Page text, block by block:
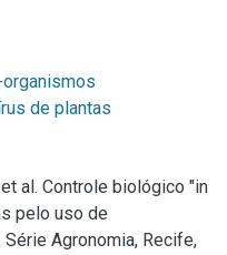
de plantas
al. Controle biológico "in
pelo uso de
Agronomia, Recife,